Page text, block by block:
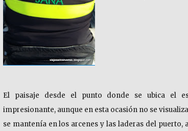
El paisaje desde el punto donde se ubica el
impresionante, aunque en esta ocasión no se
se mantenía en los arcenes y las laderas del puerto,